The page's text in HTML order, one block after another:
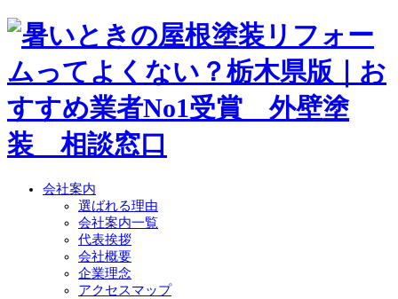
会社案内
選ばれる理由
会社案内一覧
代表挨拶
会社概要
企業理念
アクセスマップ